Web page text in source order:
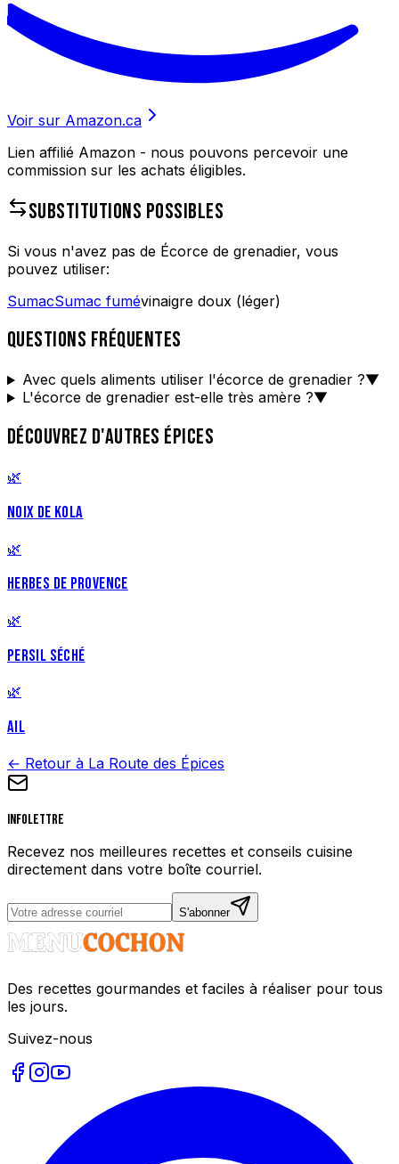
Voir sur Amazon.ca
Lien affilié Amazon - nous pouvons percevoir une
commission sur les achats éligibles.
SUBSTITUTIONS POSSIBLES
Si vous n'avez pas de Écorce de grenadier, vous
pouvez utiliser:
SumacSumac fumévinaigre doux (léger)
QUESTIONS FRÉQUENTES
Avec quels aliments utiliser l'écorce de grenadier ?▼
L'écorce de grenadier est-elle très amère ?▼
DÉCOUVREZ D'AUTRES ÉPICES
🌿
NOIX DE KOLA
🌿
HERBES DE PROVENCE
🌿
PERSIL SÉCHÉ
🌿
AIL
← Retour à La Route des Épices
Infolettre
Recevez nos meilleures recettes et conseils cuisine
directement dans votre boîte courriel.
S'abonner
Des recettes gourmandes et faciles à réaliser pour tous
les jours.
Suivez-nous